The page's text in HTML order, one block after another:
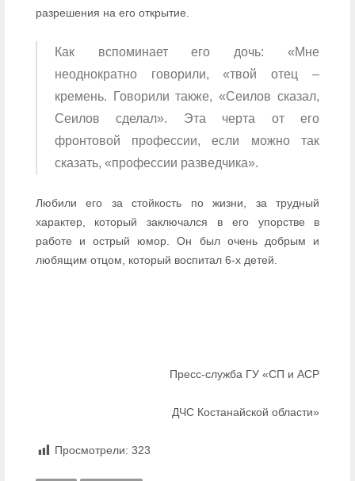
разрешения на его открытие.
Как вспоминает его дочь: «Мне
неоднократно говорили, «твой отец –
кремень. Говорили также, «Сеилов сказал,
Сеилов сделал». Эта черта от его
фронтовой профессии, если можно так
сказать, «профессии разведчика».
Любили его за стойкость по жизни, за трудный
характер, который заключался в его упорстве в
работе и острый юмор. Он был очень добрым и
любящим отцом, который воспитал 6-х детей.
Пресс-служба ГУ «СП и АСР
ДЧС Костанайской области»
Просмотрели: 323